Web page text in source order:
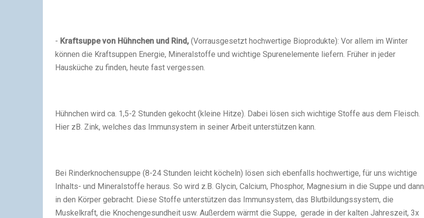
- Kraftsuppe von Hühnchen und Rind, (Vorrausgesetzt hochwertige Bioprodukte): Vor allem im Winter
können die Kraftsuppen Energie, Mineralstoffe und wichtige Spurenelemente liefern. Früher in jeder
Hausküche zu finden, heute fast vergessen.
Hühnchen wird ca. 1,5-2 Stunden gekocht (kleine Hitze). Dabei lösen sich wichtige Stoffe aus dem Fleisch.
Hier zB. Zink, welches das Immunsystem in seiner Arbeit unterstützen kann.
Bei Rinderknochensuppe (8-24 Stunden leicht köcheln) lösen sich ebenfalls hochwertige, für uns wichtige
Inhalts- und Mineralstoffe heraus. So wird z.B. Glycin, Calcium, Phosphor, Magnesium in die Suppe und dann
in den Körper gebracht. Diese Stoffe unterstützen das Immunsystem, das Blutbildungssystem, die
Muskelkraft, die Knochengesundheit usw. Außerdem wärmt die Suppe, gerade in der kalten Jahreszeit, 3x